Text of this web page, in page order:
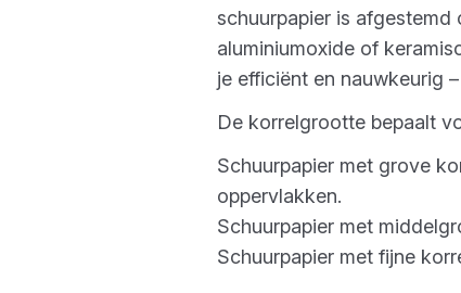
schuurpapier is afgestemd
aluminiumoxide of
je efficiënt en nauwkeurig
De korrelgrootte bepaalt
Schuurpapier met grove
oppervlakken.
Schuurpapier met
Schuurpapier met fijne